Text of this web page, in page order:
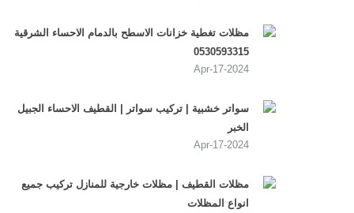
مظلات تغطية خزانات الاسطح بالدمام الاحساء الشرقية
0530593315
2024-Apr-17
سواتر خشبية | تركيب سواتر | القطيف الاحساء الجبيل
الخبر
2024-Apr-17
مظلات القطيف | مظلات خارجية للمنازل تركيب جميع
انواع المظلات